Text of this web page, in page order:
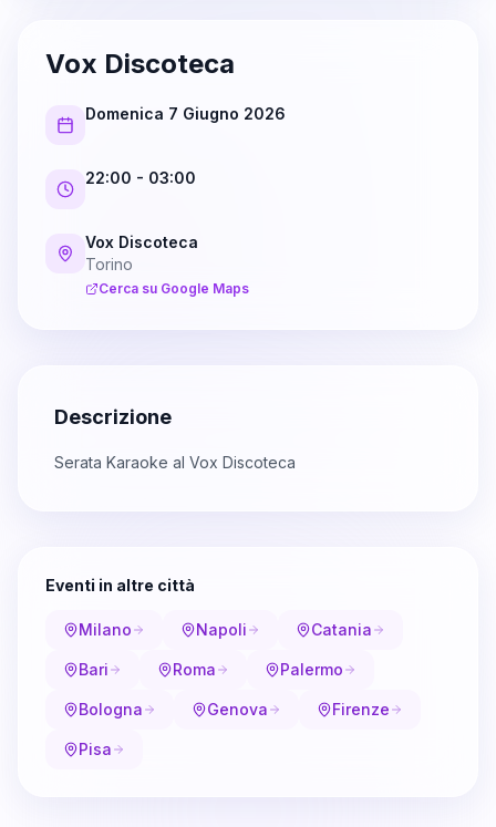
Vox Discoteca
Domenica 7 Giugno 2026
22:00 - 03:00
Vox Discoteca
Torino
Cerca su Google Maps
Descrizione
Serata Karaoke al Vox Discoteca
Eventi in altre città
Milano Napoli Catania
Bari Roma Palermo
Bologna Genova Firenze
Pisa